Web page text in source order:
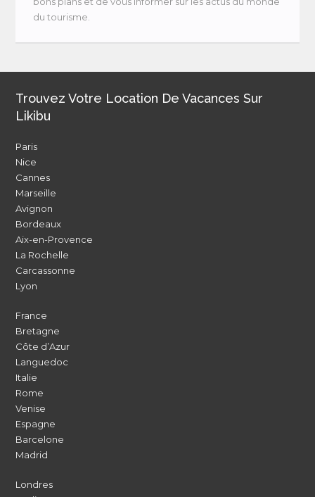
du tourisme.
Trouvez Votre Location De Vacances Sur
Likibu
Paris
Nice
Cannes
Marseille
Avignon
Bordeaux
Aix-en-Provence
La Rochelle
Carcassonne
Lyon
France
Bretagne
Côte d’Azur
Languedoc
Italie
Rome
Venise
Espagne
Barcelone
Madrid
Londres